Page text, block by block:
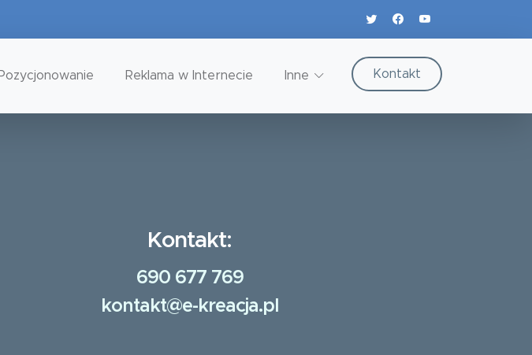
Pozycjonowanie Reklama w Internecie Inne Kontakt
Kontakt:
690 677 769
kontakt@e-kreacja.pl